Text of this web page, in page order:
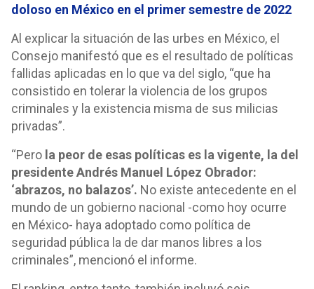
doloso en México en el primer semestre de 2022
Al explicar la situación de las urbes en México, el
Consejo manifestó que es el resultado de políticas
fallidas aplicadas en lo que va del siglo, “que ha
consistido en tolerar la violencia de los grupos
criminales y la existencia misma de sus milicias
privadas”.
“Pero la peor de esas políticas es la vigente, la del
presidente Andrés Manuel López Obrador:
‘abrazos, no balazos’. No existe antecedente en el
mundo de un gobierno nacional -como hoy ocurre
en México- haya adoptado como política de
seguridad pública la de dar manos libres a los
criminales”, mencionó el informe.